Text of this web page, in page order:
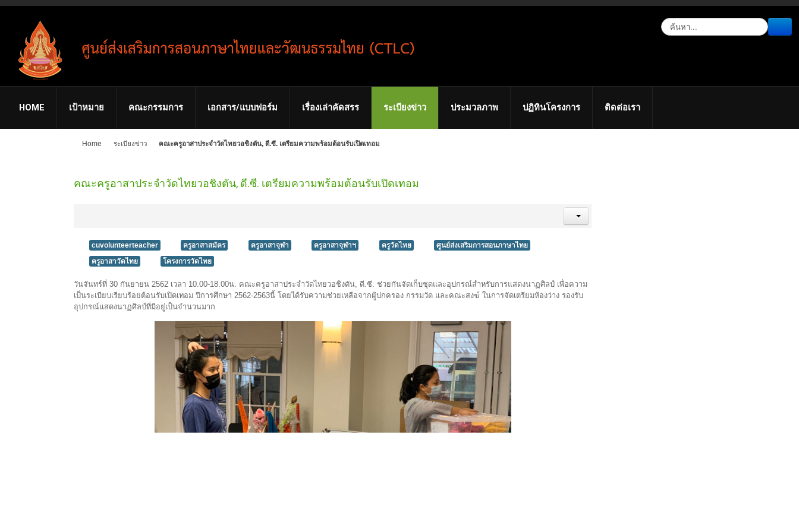
HOME เป้าหมาย คณะกรรมการ เอกสาร/แบบฟอร์ม เรื่องเล่าคัดสรร ระเบียงข่าว ประมวลภาพ ปฏิทินโครงการ ติดต่อเรา
Home ระเบียงข่าว คณะครูอาสาประจำวัดไทยวอชิงตัน, ดี.ซี. เตรียมความพร้อมต้อนรับเปิดเทอม
คณะครูอาสาประจำวัดไทยวอชิงตัน, ดี.ซี. เตรียมความพร้อมต้อนรับเปิดเทอม
cuvolunteerteacher ครูอาสาสมัคร ครูอาสาจุฬา ครูอาสาจุฬาฯ ครูวัดไทย
ศูนย์ส่งเสริมการสอนภาษาไทย
ครูอาสาวัดไทย
โครงการวัดไทย
วันจันทร์ที่ 30 กันยายน 2562 เวลา 10.00-18.00น. คณะครูอาสาประจำวัดไทยวอชิงตัน, ดี.ซี. ช่วยกันจัดเก็บชุดและอุปกรณ์สำหรับการแสดงนาฏศิลป์ เพื่อความ
เป็นระเบียบเรียบร้อยต้อนรับเปิดเทอม ปีการศึกษา 2562-2563นี้ โดยได้รับความช่วยเหลือจากผู้ปกครอง กรรมวัด และคณะสงฆ์ ในการจัดเตรียมห้องว่าง รองรับ
อุปกรณ์แสดงนาฏศิลป์ที่มีอยู่เป็นจำนวนมาก